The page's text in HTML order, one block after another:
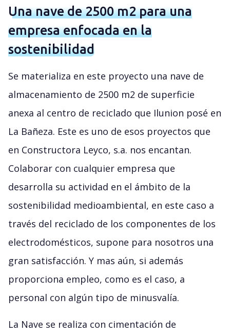
Una nave de 2500 m2 para una
empresa enfocada en la
sostenibilidad
Se materializa en este proyecto una nave de
almacenamiento de 2500 m2 de superficie
anexa al centro de reciclado que Ilunion posé en
La Bañeza. Este es uno de esos proyectos que
en Constructora Leyco, s.a. nos encantan.
Colaborar con cualquier empresa que
desarrolla su actividad en el ámbito de la
sostenibilidad medioambiental, en este caso a
través del reciclado de los componentes de los
electrodomésticos, supone para nosotros una
gran satisfacción. Y mas aún, si además
proporciona empleo, como es el caso, a
personal con algún tipo de minusvalía.
La Nave se realiza con cimentación de